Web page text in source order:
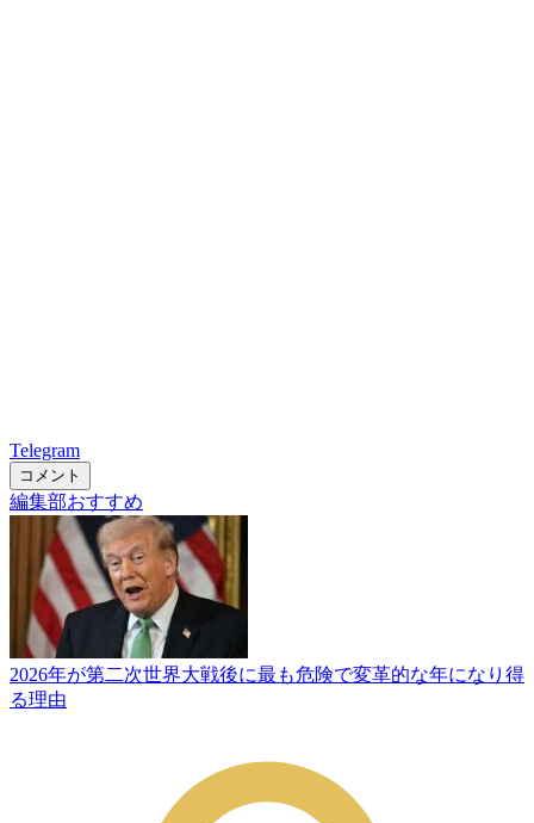
Telegram
コメント
編集部おすすめ
2026年が第二次世界大戦後に最も危険で変革的な年になり得
る理由